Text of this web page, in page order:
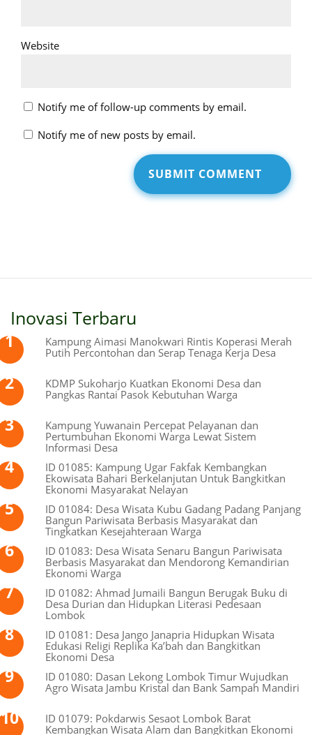
Website
Notify me of follow-up comments by email.
Notify me of new posts by email.
Inovasi Terbaru
Kampung Aimasi Manokwari Rintis Koperasi Merah
Putih Percontohan dan Serap Tenaga Kerja Desa
KDMP Sukoharjo Kuatkan Ekonomi Desa dan
Pangkas Rantai Pasok Kebutuhan Warga
Kampung Yuwanain Percepat Pelayanan dan
Pertumbuhan Ekonomi Warga Lewat Sistem
Informasi Desa
ID 01085: Kampung Ugar Fakfak Kembangkan
Ekowisata Bahari Berkelanjutan Untuk Bangkitkan
Ekonomi Masyarakat Nelayan
ID 01084: Desa Wisata Kubu Gadang Padang Panjang
Bangun Pariwisata Berbasis Masyarakat dan
Tingkatkan Kesejahteraan Warga
ID 01083: Desa Wisata Senaru Bangun Pariwisata
Berbasis Masyarakat dan Mendorong Kemandirian
Ekonomi Warga
ID 01082: Ahmad Jumaili Bangun Berugak Buku di
Desa Durian dan Hidupkan Literasi Pedesaan
Lombok
ID 01081: Desa Jango Janapria Hidupkan Wisata
Edukasi Religi Replika Ka’bah dan Bangkitkan
Ekonomi Desa
ID 01080: Dasan Lekong Lombok Timur Wujudkan
Agro Wisata Jambu Kristal dan Bank Sampah Mandiri
ID 01079: Pokdarwis Sesaot Lombok Barat
Kembangkan Wisata Alam dan Bangkitkan Ekonomi